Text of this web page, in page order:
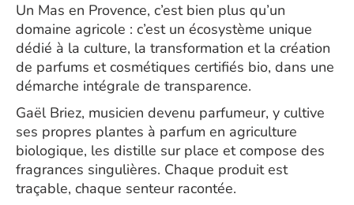
Un Mas en Provence, c’est bien plus qu’un
domaine agricole : c’est un écosystème unique
dédié à la culture, la transformation et la création
de parfums et cosmétiques certifiés bio, dans une
démarche intégrale de transparence.
Gaël Briez, musicien devenu parfumeur, y cultive
ses propres plantes à parfum en agriculture
biologique, les distille sur place et compose des
fragrances singulières. Chaque produit est
traçable, chaque senteur racontée.